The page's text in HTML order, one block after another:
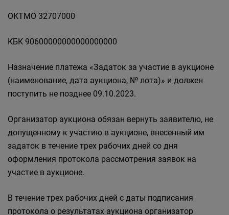
ОКТМО 32707000
КБК 90600000000000000000
Назначение платежа «Задаток за участие в аукционе
(наименование, дата аукциона, № лота)» и должен
поступить не позднее 09.10.2023.
Организатор аукциона обязан вернуть заявителю, не
допущенному к участию в аукционе, внесенный им
задаток в течение трех рабочих дней со дня
оформления протокола рассмотрения заявок на
участие в аукционе.
В течение трех рабочих дней с даты подписания
протокола о результатах аукциона организатор